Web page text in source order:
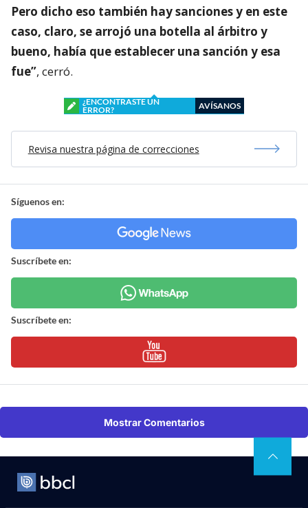
Pero dicho eso también hay sanciones y en este
caso, claro, se arrojó una botella al árbitro y
bueno, había que establecer una sanción y esa
fue”, cerró.
¿ENCONTRASTE UN
ERROR?
AVÍSANOS
Revisa nuestra página de correcciones
Síguenos en:
Suscríbete en:
Suscríbete en:
Mostrar Comentarios